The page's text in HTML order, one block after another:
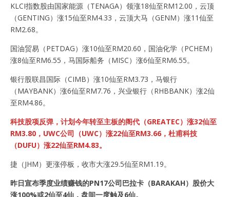
KLCI指数股由国家能源（TENAGA）领涨18仙至RM12.00，云顶
（GENTING）涨15仙至RM4.33，云顶大马（GENM）涨11仙至
RM2.68。
国油贸易（PETDAG）涨10仙至RM20.60，国油化学（PCHEM）
涨8仙至RM6.55，马国际船务（MISC）涨6仙至RM6.55。
银行股联昌国际（CIMB）涨10仙至RM3.73，马银行
（MAYBANK）涨6仙至RM7.76，兴业银行（RHBBANK）涨2仙
至RM4.86。
科技股项反弹，计划今年转至主板的阁代（GREATEC）涨32仙至
RM3.80，UWC公司（UWC）涨22仙至RM3.66，杜甫科技
（DUFU）涨22仙至RM4.83。
捷（JHM）更涨停板，收市大涨29.5仙至RM1.19。
昨日宣布季度业绩赚钱的PN17公司巴拉卡（BARAKAH）股价大
涨100%或2仙至4仙，盘间一度触及6仙。